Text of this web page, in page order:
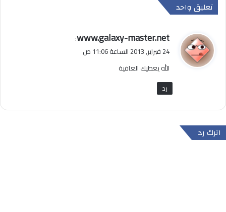
تعليق واحد
ي
ق
ل
www.galaxy-master.net
:
24 فبراير, 2013 الساعة 11:06 ص
الله يعطيك العافية
رد
اترك رد